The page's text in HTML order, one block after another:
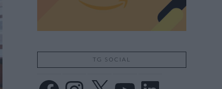
TG SOCIAL
Facebook Instagram YouTube LinkedIn